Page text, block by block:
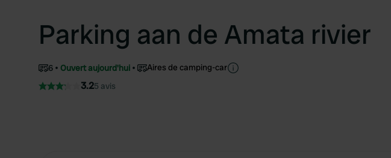
Parking aan de Amata rivier
6 Ouvert aujourd'hui Aires de camping-car
3.25 avis